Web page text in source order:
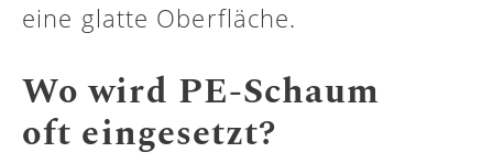
eine glatte Oberfläche.
Wo wird PE-Schaum
oft eingesetzt?